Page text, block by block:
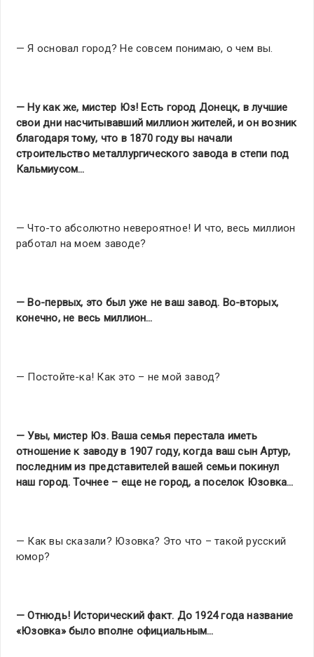
— Я основал город? Не совсем понимаю, о чем вы.
— Ну как же, мистер Юз! Есть город Донецк, в лучшие
свои дни насчитывавший миллион жителей, и он возник
благодаря тому, что в 1870 году вы начали
строительство металлургического завода в степи под
Кальмиусом…
— Что-то абсолютно невероятное! И что, весь миллион
работал на моем заводе?
— Во-первых, это был уже не ваш завод. Во-вторых,
конечно, не весь миллион…
— Постойте-ка! Как это – не мой завод?
— Увы, мистер Юз. Ваша семья перестала иметь
отношение к заводу в 1907 году, когда ваш сын Артур,
последним из представителей вашей семьи покинул
наш город. Точнее – еще не город, а поселок Юзовка…
— Как вы сказали? Юзовка? Это что – такой русский
юмор?
— Отнюдь! Исторический факт. До 1924 года название
«Юзовка» было вполне официальным…